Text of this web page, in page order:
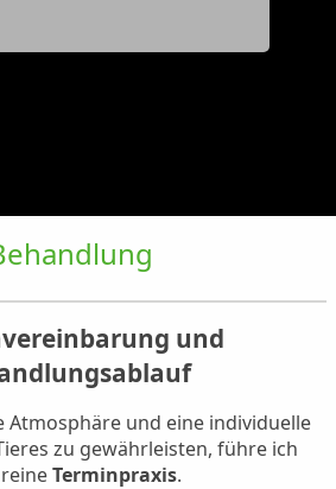
und
Atmosphäre und eine individuelle
zu gewährleisten, führe ich
Terminpraxis.